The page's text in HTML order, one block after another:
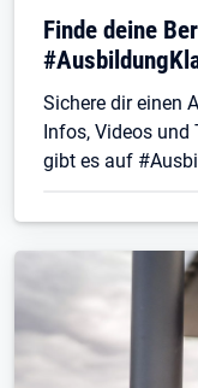
Finde deine
Sichere dir einen
Infos, Videos und
gibt es auf